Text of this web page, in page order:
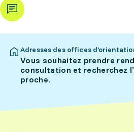
Adresses des offices
Vous souhaitez prendre
consultation et recherchez
proche.